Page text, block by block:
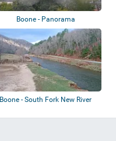
Boone - Panorama
Boone - South Fork New River